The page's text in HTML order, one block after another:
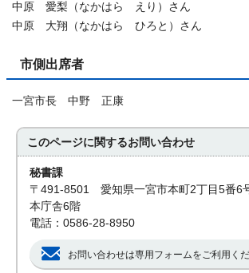
中原 愛梨（なかはら えり）さん
中原 大翔（なかはら ひろと）さん
市側出席者
一宮市長 中野 正康
このページに関するお問い合わせ
秘書課
〒491-8501 愛知県一宮市本町2丁目5番
本庁舎6階
電話：0586-28-8950
お問い合わせは専用フォームをご利用くだ